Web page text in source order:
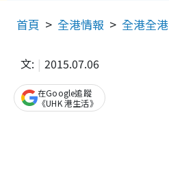
首頁 全港情報 全港全港
文: 2015.07.06
在Google追蹤
《UHK 港生活》